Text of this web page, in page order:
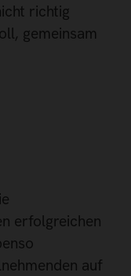
richtig
gemeinsam
erfolgreichen
auf